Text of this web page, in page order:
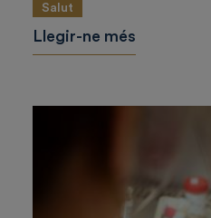
Salut
Llegir-ne més